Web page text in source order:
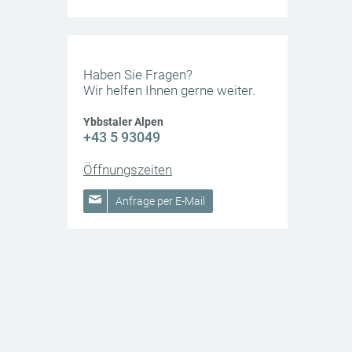
Haben Sie Fragen?
Wir helfen Ihnen gerne weiter.
Ybbstaler Alpen
+43 5 93049
Öffnungszeiten
Anfrage per E-Mail